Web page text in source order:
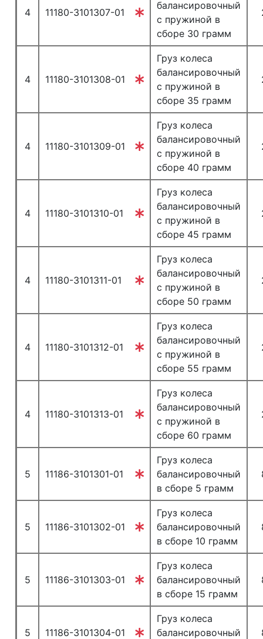
4 11180-3101307-01
балансировочный
с пружиной в
сборе 30 грамм
4 11180-3101308-01
Груз колеса
балансировочный
с пружиной в
сборе 35 грамм
4 11180-3101309-01
Груз колеса
балансировочный
с пружиной в
сборе 40 грамм
4 11180-3101310-01
Груз колеса
балансировочный
с пружиной в
сборе 45 грамм
4 11180-3101311-01
Груз колеса
балансировочный
с пружиной в
сборе 50 грамм
4 11180-3101312-01
Груз колеса
балансировочный
с пружиной в
сборе 55 грамм
4 11180-3101313-01
Груз колеса
балансировочный
с пружиной в
сборе 60 грамм
5 11186-3101301-01
Груз колеса
балансировочный
в сборе 5 грамм
5 11186-3101302-01
Груз колеса
балансировочный
в сборе 10 грамм
5 11186-3101303-01
Груз колеса
балансировочный
в сборе 15 грамм
5 11186-3101304-01
Груз колеса
балансировочный